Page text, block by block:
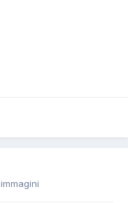
immagini